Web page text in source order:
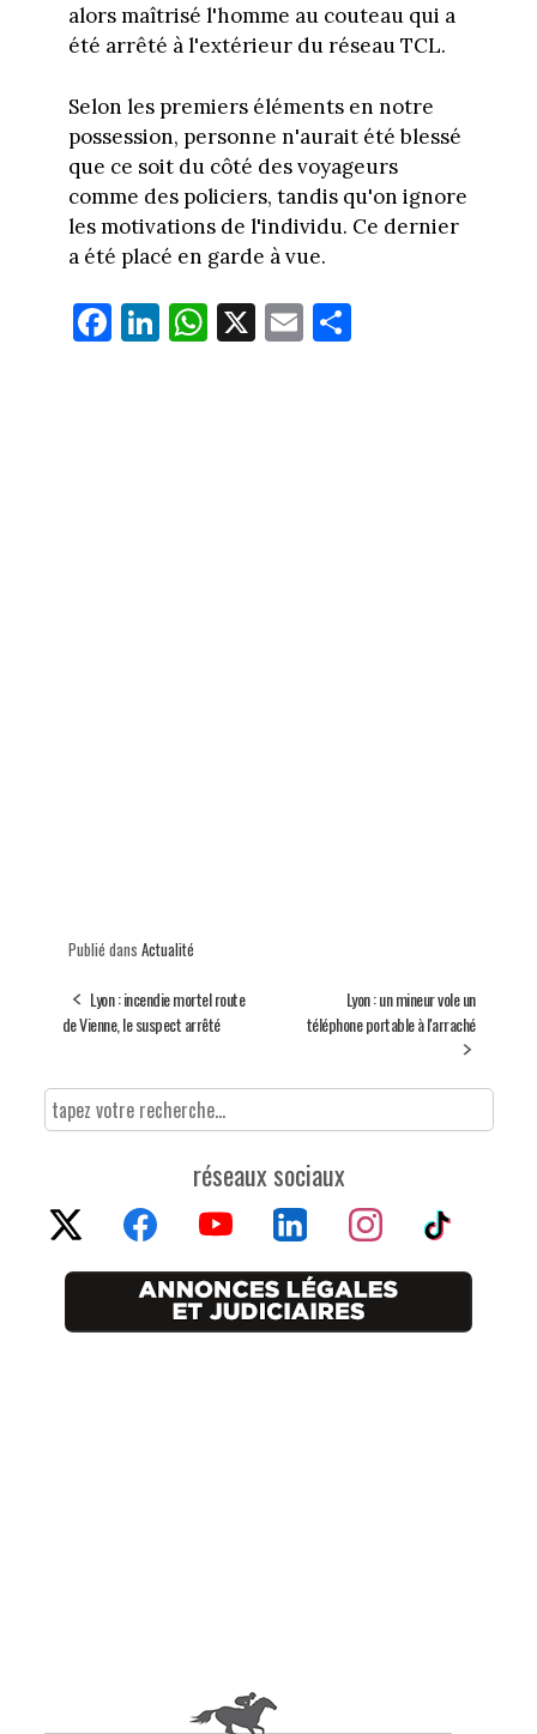
alors maîtrisé l'homme au couteau qui a
été arrêté à l'extérieur du réseau TCL.
Selon les premiers éléments en notre
possession, personne n'aurait été blessé
que ce soit du côté des voyageurs
comme des policiers, tandis qu'on ignore
les motivations de l'individu. Ce dernier
a été placé en garde à vue.
Fa
ce
Li
nk
W
ha
X E
m
Pa
Publié dans Actualité
Lyon : incendie mortel route
de Vienne, le suspect arrêté
Lyon : un mineur vole un
téléphone portable à l'arraché
réseaux sociaux